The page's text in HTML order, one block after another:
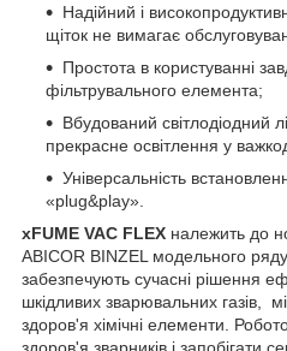
Надійний і
щіток не вимагає
Простота в користуванні
фільтрувального елемента;
Вбудований світлодіодний
прекрасне освітлення у
Універсальність
«plug&play».
xFUME VAC FLEX належить до
ABICOR BINZEL модельного
забезпечують сучасні рішення
шкідливих зварювальних газів,
здоров'я хімічні елементи.
здоров'я зварників і запобігати